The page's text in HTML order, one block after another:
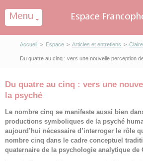
Accueil > Espace > Articles et entretiens >
Du quatre au cinq : vers une nouvelle perception
Du quatre au cinq : vers une
la psyché
Le nombre cinq se manifeste aussi bien
productions symboliques de la psyché
aujourd’hui nécessaire d’interroger le rôle
nombre cinq dans le cadre conceptuel
quaternaire de la psychologie analytique de